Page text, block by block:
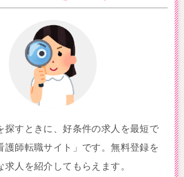
探すときに、好条件の求人を最短で
護師転職サイト」です。無料登録を
求人を紹介してもらえます。